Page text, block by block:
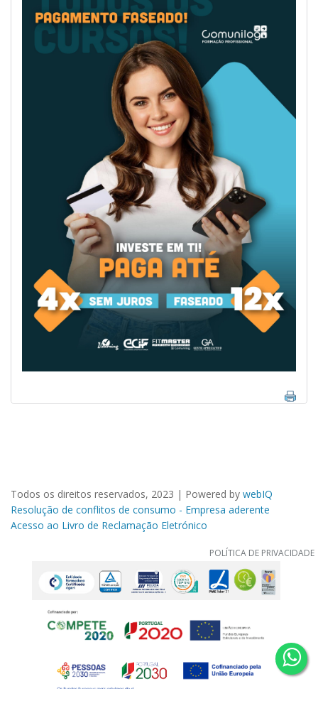
Todos os direitos reservados, 2023 | Powered by webIQ
Resolução de conflitos de consumo - Empresa aderente
Acesso ao Livro de Reclamação Eletrónico
POLÍTICA DE PRIVACIDADE